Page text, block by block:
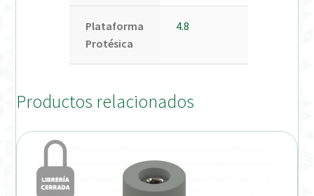
Plataforma
Protésica
4.8
Productos relacionados